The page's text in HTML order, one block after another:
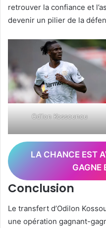
retrouver la confiance et
devenir un pilier de la
Odilon Kossounou
LA CHANCE EST
GAGNE
Conclusion
Le transfert d’Odilon
une opération gagnant-